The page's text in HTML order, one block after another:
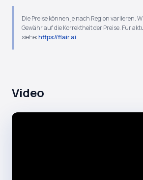
Die Preise können je nach Region variieren.
Gewähr auf die Korrektheit der Preise. Für
siehe:https://flair.ai
Video